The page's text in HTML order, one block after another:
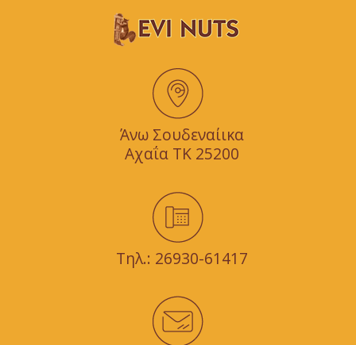
Άνω Σουδεναίικα
Αχαΐα TK 25200
Τηλ.: 26930-61417